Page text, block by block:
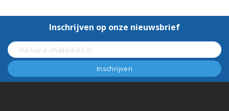
Inschrijven op onze nieuwsbrief